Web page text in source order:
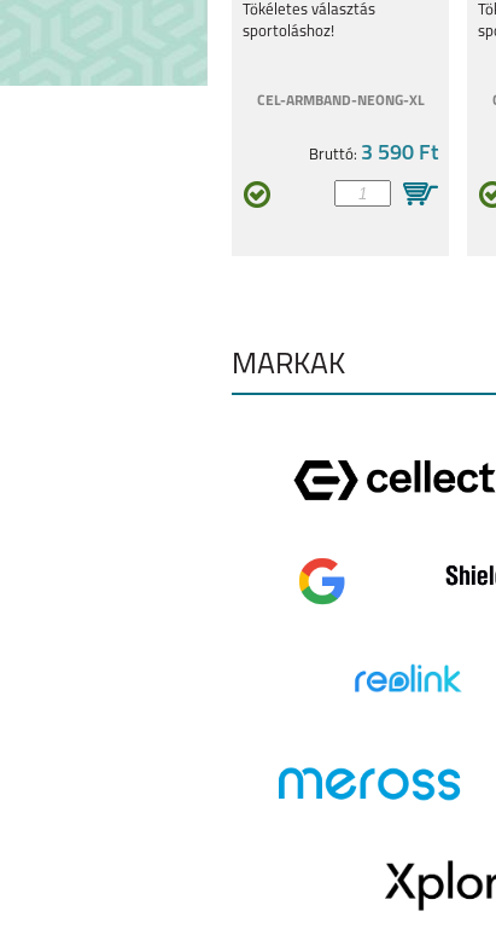
5G
Tökéletes választás
sportoláshoz!
CEL-ARMBAND-NEONG-XL
Bruttó: 3 590 Ft
MÁRKÁK